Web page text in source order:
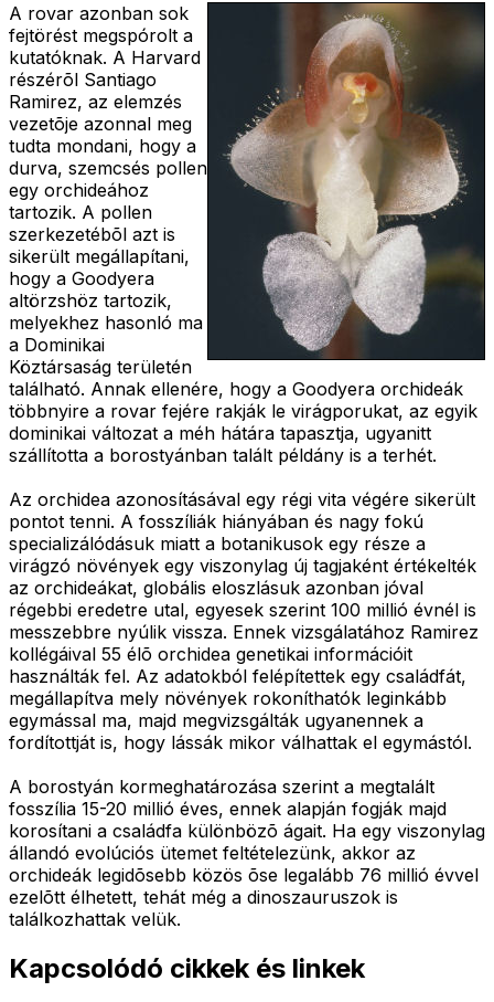
A rovar azonban sok
fejtörést megspórolt a
kutatóknak. A Harvard
részérõl Santiago
Ramirez, az elemzés
vezetõje azonnal meg
tudta mondani, hogy a
durva, szemcsés pollen
egy orchideához
tartozik. A pollen
szerkezetébõl azt is
sikerült megállapítani,
hogy a Goodyera
altörzshöz tartozik,
melyekhez hasonló ma
a Dominikai
Köztársaság területén
található. Annak ellenére, hogy a Goodyera orchideák
többnyire a rovar fejére rakják le virágporukat, az egyik
dominikai változat a méh hátára tapasztja, ugyanitt
szállította a borostyánban talált példány is a terhét.
Az orchidea azonosításával egy régi vita végére sikerült
pontot tenni. A fosszíliák hiányában és nagy fokú
specializálódásuk miatt a botanikusok egy része a
virágzó növények egy viszonylag új tagjaként értékelték
az orchideákat, globális eloszlásuk azonban jóval
régebbi eredetre utal, egyesek szerint 100 millió évnél is
messzebbre nyúlik vissza. Ennek vizsgálatához Ramirez
kollégáival 55 élõ orchidea genetikai információit
használták fel. Az adatokból felépítettek egy családfát,
megállapítva mely növények rokoníthatók leginkább
egymással ma, majd megvizsgálták ugyanennek a
fordítottját is, hogy lássák mikor válhattak el egymástól.
A borostyán kormeghatározása szerint a megtalált
fosszília 15-20 millió éves, ennek alapján fogják majd
korosítani a családfa különbözõ ágait. Ha egy viszonylag
állandó evolúciós ütemet feltételezünk, akkor az
orchideák legidõsebb közös õse legalább 76 millió évvel
ezelõtt élhetett, tehát még a dinoszauruszok is
találkozhattak velük.
Kapcsolódó cikkek és linkek